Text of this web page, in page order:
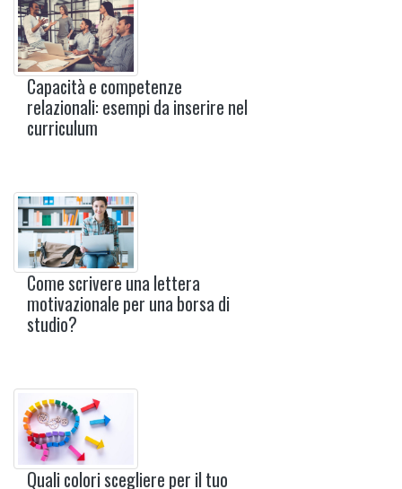
Capacità e competenze
relazionali: esempi da inserire nel
curriculum
Come scrivere una lettera
motivazionale per una borsa di
studio?
Quali colori scegliere per il tuo